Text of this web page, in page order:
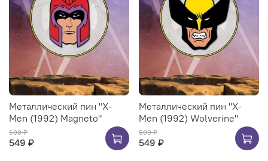
Металлический пин "X-
Men (1992) Magneto"
600 ₽
549 ₽
Металлический пин "X-
Men (1992) Wolverine"
600 ₽
549 ₽